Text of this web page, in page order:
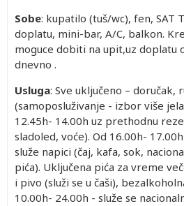
Sobe: kupatilo (tuš/wc), fen, SAT
doplatu, mini-bar, A/C, balkon.
moguce dobiti na upit,uz doplatu
dnevno .
Usluga: Sve uključeno – doručak,
(samoposluživanje - izbor više
12.45h- 14.00h uz prethodnu
sladoled, voće). Od 16.00h-
služe napici (čaj, kafa, sok,
pića). Uključena pića za vreme
i pivo (služi se u čaši),
10.00h- 24.00h - služe se